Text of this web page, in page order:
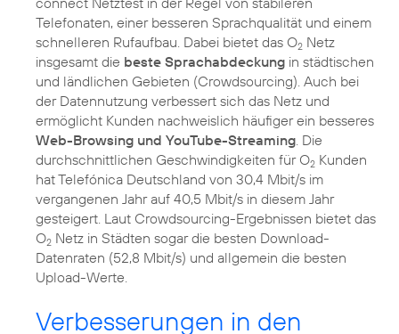
Telefonaten, einer besseren Sprachqualität und einem
schnelleren Rufaufbau. Dabei bietet das O2 Netz
insgesamt die beste Sprachabdeckung in städtischen
und ländlichen Gebieten (Crowdsourcing). Auch bei
der Datennutzung verbessert sich das Netz und
ermöglicht Kunden nachweislich häufiger ein besseres
Web-Browsing und YouTube-Streaming. Die
durchschnittlichen Geschwindigkeiten für O2 Kunden
hat Telefónica Deutschland von 30,4 Mbit/s im
vergangenen Jahr auf 40,5 Mbit/s in diesem Jahr
gesteigert. Laut Crowdsourcing-Ergebnissen bietet das
O2 Netz in Städten sogar die besten Download-
Datenraten (52,8 Mbit/s) und allgemein die besten
Verbesserungen in den